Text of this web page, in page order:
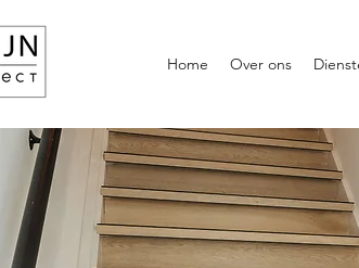
Home Over ons